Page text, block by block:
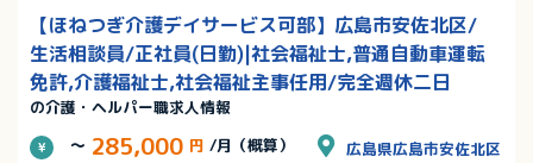
【ほねつぎ介護デイサービス可部】広島市安佐北区/
生活相談員/正社員(日勤)|社会福祉士,普通自動車運転
免許,介護福祉士,社会福祉主事任用/完全週休二日
の介護・ヘルパー職求人情報
～ 285,000 円 /月（概算） 広島県広島市安佐北区